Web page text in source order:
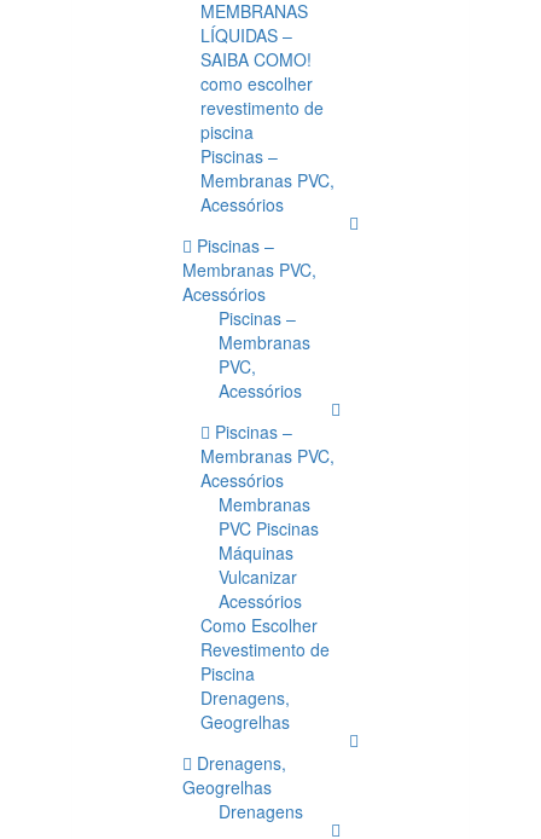
MEMBRANAS
LÍQUIDAS –
SAIBA COMO!
como escolher
revestimento de
piscina
Piscinas –
Membranas PVC,
Acessórios
Piscinas –
Membranas PVC,
Acessórios
Piscinas –
Membranas
PVC,
Acessórios
Piscinas –
Membranas PVC,
Acessórios
Membranas
PVC Piscinas
Máquinas
Vulcanizar
Acessórios
Como Escolher
Revestimento de
Piscina
Drenagens,
Geogrelhas
Drenagens,
Geogrelhas
Drenagens